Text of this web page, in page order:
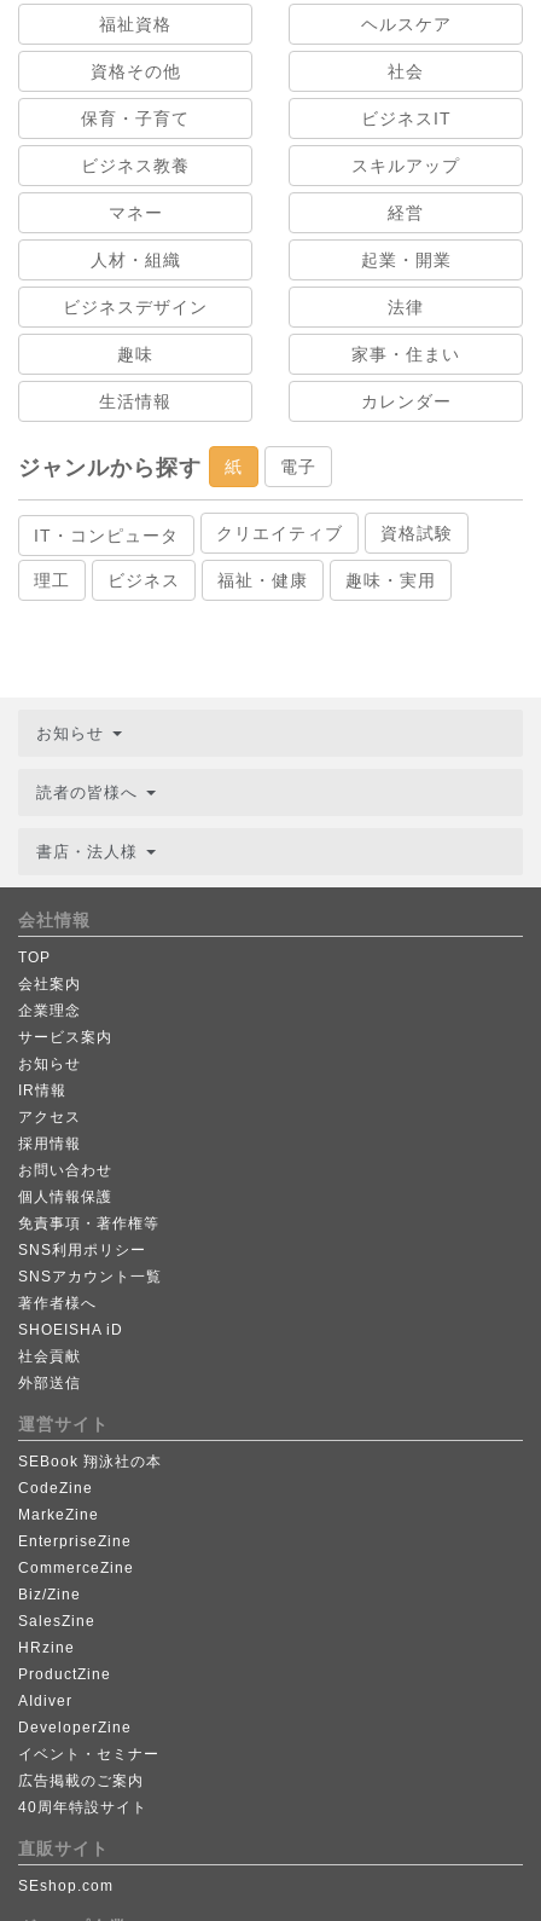
福祉資格 ヘルスケア
資格その他 社会
保育・子育て ビジネスIT
ビジネス教養 スキルアップ
マネー 経営
人材・組織 起業・開業
ビジネスデザイン 法律
趣味 家事・住まい
生活情報 カレンダー
ジャンルから探す 紙 電子
IT・コンピュータ クリエイティブ 資格試験
理工 ビジネス 福祉・健康 趣味・実用
お知らせ
読者の皆様へ
書店・法人様
会社情報
TOP
会社案内
企業理念
サービス案内
お知らせ
IR情報
アクセス
採用情報
お問い合わせ
個人情報保護
免責事項・著作権等
SNS利用ポリシー
SNSアカウント一覧
著作者様へ
SHOEISHA iD
社会貢献
外部送信
運営サイト
SEBook 翔泳社の本
CodeZine
MarkeZine
EnterpriseZine
CommerceZine
Biz/Zine
SalesZine
HRzine
ProductZine
AIdiver
DeveloperZine
イベント・セミナー
広告掲載のご案内
40周年特設サイト
直販サイト
SEshop.com